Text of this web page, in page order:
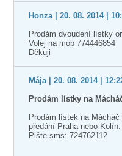
Honza | 20. 08. 2014 |
Prodám dvoudení lístky
Volej na mob 774446854
Děkuji
Mája | 20. 08. 2014 |
Prodám lístky na
Prodám lístek na
předání Praha nebo Kolín.
Pište sms: 724762112